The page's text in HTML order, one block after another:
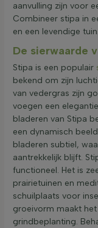
aanvulling zijn voor
Combineer stipa in
en een levendige tuin.
De sierwaarde
Stipa is een populair
bekend om zijn
van vedergras zijn
voegen een
bladeren van Stipa
een dynamisch
bladeren subtiel,
aantrekkelijk blijft.
functioneel. Het is
prairietuinen en
schuilplaats voor
groeivorm maakt
grindbeplanting.